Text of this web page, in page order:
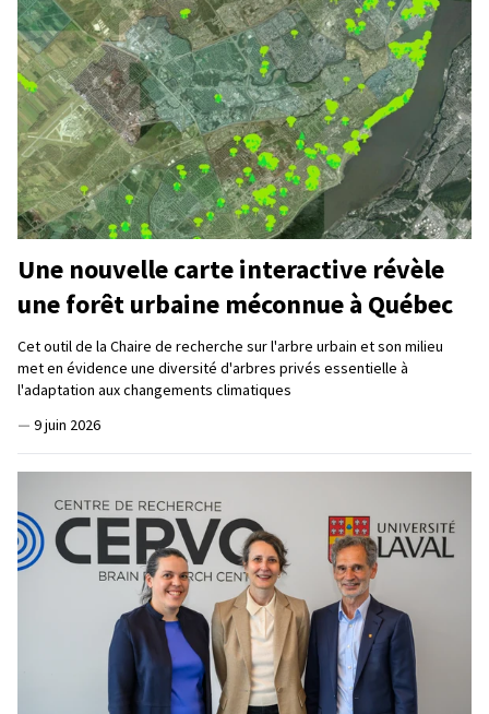
Une nouvelle carte interactive révèle
une forêt urbaine méconnue à Québec
Cet outil de la Chaire de recherche sur l'arbre urbain et son milieu
met en évidence une diversité d'arbres privés essentielle à
l'adaptation aux changements climatiques
— 9 juin 2026